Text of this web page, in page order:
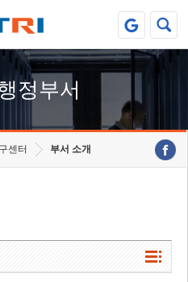
정부서
센터 부서 소개